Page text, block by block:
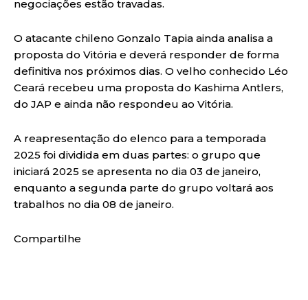
negociações estão travadas.
O atacante chileno Gonzalo Tapia ainda analisa a
proposta do Vitória e deverá responder de forma
definitiva nos próximos dias. O velho conhecido Léo
Ceará recebeu uma proposta do Kashima Antlers,
do JAP e ainda não respondeu ao Vitória.
A reapresentação do elenco para a temporada
2025 foi dividida em duas partes: o grupo que
iniciará 2025 se apresenta no dia 03 de janeiro,
enquanto a segunda parte do grupo voltará aos
trabalhos no dia 08 de janeiro.
Compartilhe